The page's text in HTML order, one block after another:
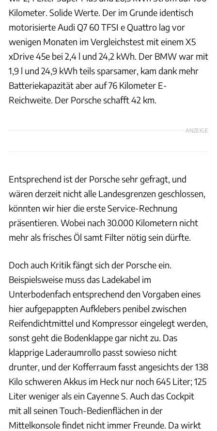
Kilometer. Solide Werte. Der im Grunde identisch
motorisierte Audi Q7 60 TFSI e Quattro lag vor
wenigen Monaten im Vergleichstest mit einem X5
xDrive 45e bei 2,4 l und 24,2 kWh. Der BMW war mit
1,9 l und 24,9 kWh teils sparsamer, kam dank mehr
Batteriekapazität aber auf 76 Kilometer E-
Reichweite. Der Porsche schafft 42 km.
ANZEIGE
Entsprechend ist der Porsche sehr gefragt, und
wären derzeit nicht alle Landesgrenzen geschlossen,
könnten wir hier die erste Service-Rechnung
präsentieren. Wobei nach 30.000 Kilometern nicht
mehr als frisches Öl samt Filter nötig sein dürfte.
Doch auch Kritik fängt sich der Porsche ein.
Beispielsweise muss das Ladekabel im
Unterbodenfach entsprechend den Vorgaben eines
hier aufgepappten Aufklebers penibel zwischen
Reifendichtmittel und Kompressor eingelegt werden,
sonst geht die Bodenklappe gar nicht zu. Das
klapprige Laderaumrollo passt sowieso nicht
drunter, und der Kofferraum fasst angesichts der 138
Kilo schweren Akkus im Heck nur noch 645 Liter; 125
Liter weniger als ein Cayenne S. Auch das Cockpit
mit all seinen Touch-Bedienflächen in der
Mittelkonsole findet nicht immer Freunde. Da wirkt